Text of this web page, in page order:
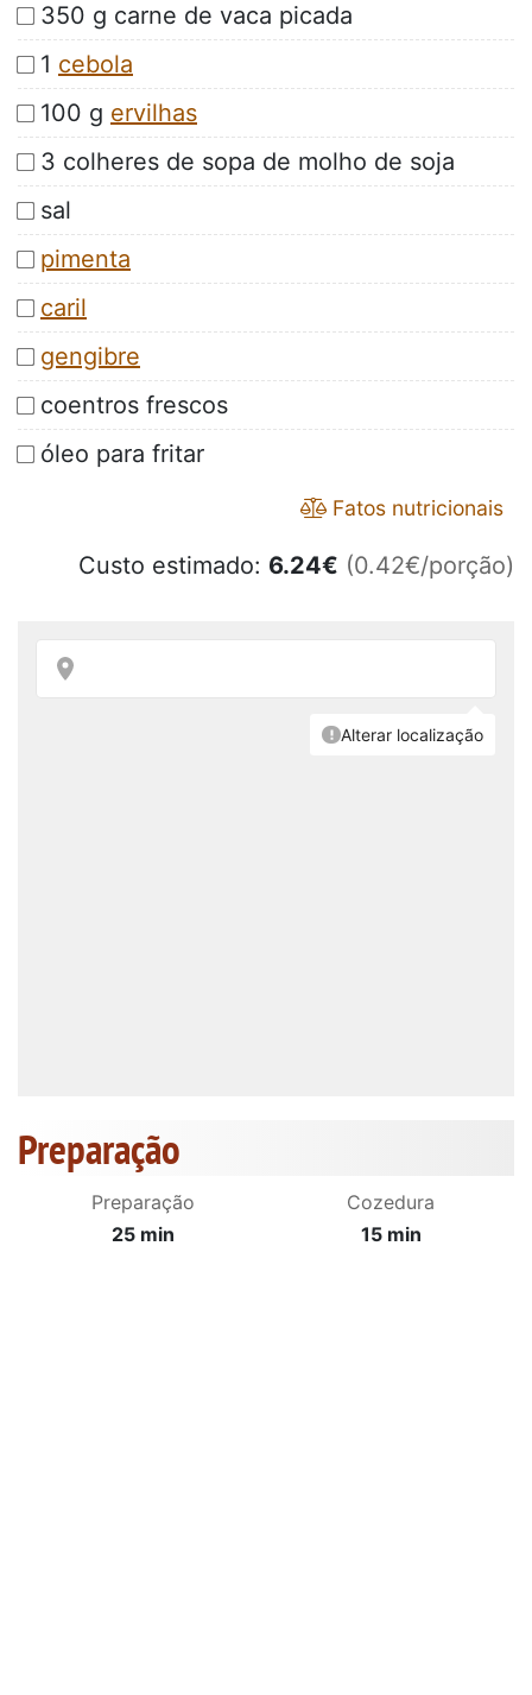
350 g carne de vaca picada
1 cebola
100 g ervilhas
3 colheres de sopa de molho de soja
sal
pimenta
caril
gengibre
coentros frescos
óleo para fritar
Fatos nutricionais
Custo estimado: 6.24€ (0.42€/porção)
Preparação
Preparação
25 min
Cozedura
15 min